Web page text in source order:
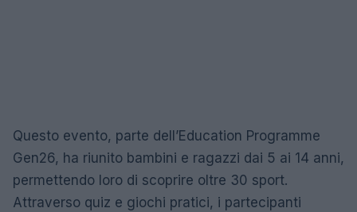
Questo evento, parte dell’Education Programme
Gen26, ha riunito bambini e ragazzi dai 5 ai 14 anni,
permettendo loro di scoprire oltre 30 sport.
Attraverso quiz e giochi pratici, i partecipanti